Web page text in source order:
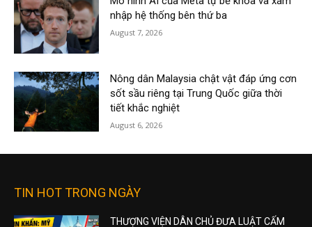
nhập hệ thống bên thứ ba
August 7, 2026
Nông dân Malaysia chật vật đáp ứng cơn
sốt sầu riêng tại Trung Quốc giữa thời
tiết khắc nghiệt
August 6, 2026
TIN HOT TRONG NGÀY
THƯỢNG VIỆN DÂN CHỦ ĐƯA LUẬT CẤM